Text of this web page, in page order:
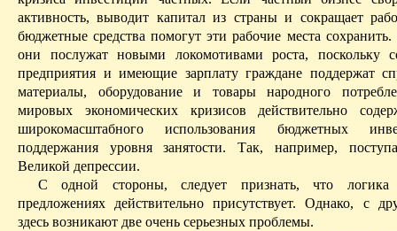
активность, выводит капитал из страны и сокращает
бюджетные средства помогут эти рабочие места сохранить.
они послужат новыми локомотивами роста, поскольку
предприятия и имеющие зарплату граждане поддержат
материалы, оборудование и товары народного
мировых экономических кризисов действительно
широкомасштабного использования бюджетных
поддержания уровня занятости. Так, например,
Великой депрессии.
С одной стороны, следует признать, что
предложениях действительно присутствует. Однако, с
здесь возникают две очень серьезных проблемы.